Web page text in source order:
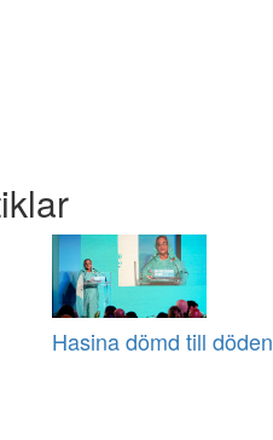
Hasina dömd till döden